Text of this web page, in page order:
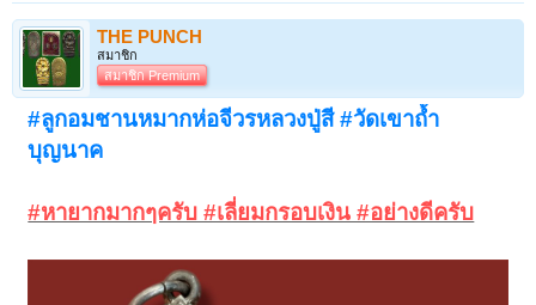
THE PUNCH
สมาชิก
สมาชิก Premium
#ลูกอมชานหมากห่อจีวรหลวงปู่สี #วัดเขาถ้ำ
บุญนาค
#หายากมากๆครับ #เลี่ยมกรอบเงิน #อย่างดีครับ